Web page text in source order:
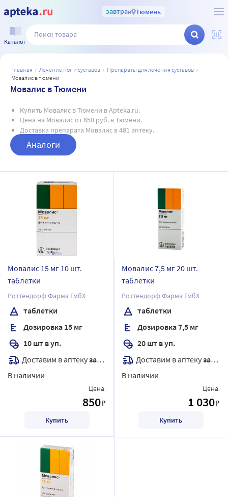
завтрав Тюмень
Каталог
главная лечение ног и суставов
препараты для лечения суставов
мовалис в тюмени
Мовалис в Тюмени
Купить Мовалис в Тюмени в Apteka.ru.
Цена на Мовалис от 850 руб. в Тюмени.
Доставка препарата Мовалис в 481 аптеку.
Аналоги
Мовалис 15 мг 10 шт.
таблетки
Роттендорф Фарма ГмбХ
таблетки
Дозировка 15 мг
10 шт в уп.
Доставим в аптекузавтра
В наличии
Цена:
850₽
Купить
Мовалис 7,5 мг 20 шт.
таблетки
Роттендорф Фарма ГмбХ
таблетки
Дозировка 7,5 мг
20 шт в уп.
Доставим в аптекузавтра
В наличии
Цена:
1 030₽
Купить